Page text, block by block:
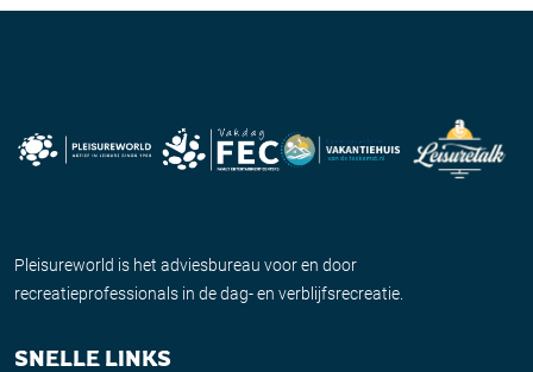
Pleisureworld is het adviesbureau voor en door
recreatieprofessionals in de dag- en verblijfsrecreatie.
SNELLE LINKS